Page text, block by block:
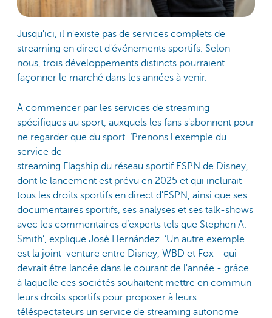
Jusqu'ici, il n'existe pas de services complets de
streaming en direct d'événements sportifs. Selon
nous, trois développements distincts pourraient
façonner le marché dans les années à venir.
À commencer par les services de streaming
spécifiques au sport, auxquels les fans s'abonnent pour
ne regarder que du sport. ‘Prenons l'exemple du
service de
streaming Flagship du réseau sportif ESPN de Disney,
dont le lancement est prévu en 2025 et qui inclurait
tous les droits sportifs en direct d'ESPN, ainsi que ses
documentaires sportifs, ses analyses et ses talk-shows
avec les commentaires d’experts tels que Stephen A.
Smith’, explique José Hernández. ‘Un autre exemple
est la joint-venture entre Disney, WBD et Fox - qui
devrait être lancée dans le courant de l'année - grâce
à laquelle ces sociétés souhaitent mettre en commun
leurs droits sportifs pour proposer à leurs
téléspectateurs un service de streaming autonome